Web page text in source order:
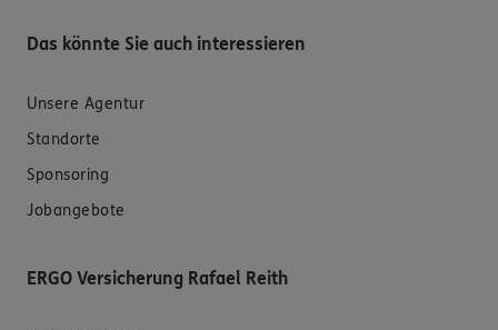
Das könnte Sie auch interessieren
Unsere Agentur
Standorte
Sponsoring
Jobangebote
ERGO Versicherung Rafael Reith